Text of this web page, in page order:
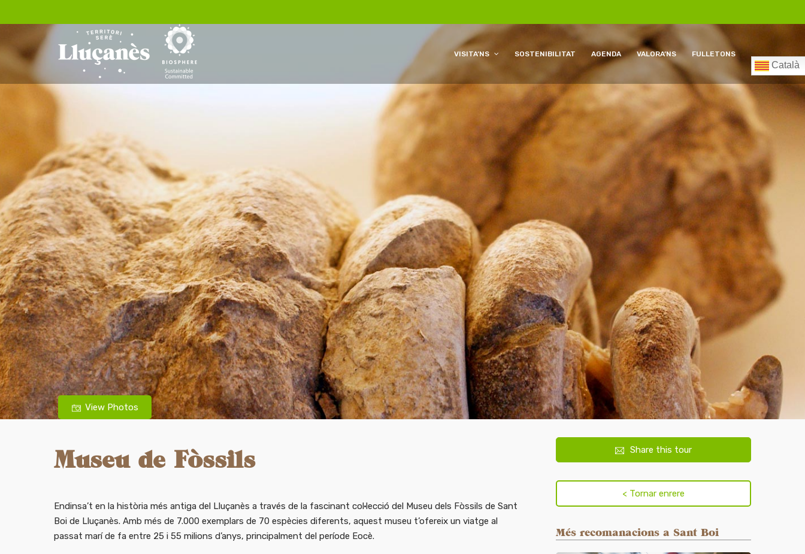
VISITA’NS SOSTENIBILITAT AGENDA VALORA’NS FULLETONS
Català
View Photos
Museu de Fòssils
Endinsa’t en la història més antiga del Lluçanès a través de la fascinant col·lecció del Museu dels Fòssils de Sant
Boi de Lluçanès. Amb més de 7.000 exemplars de 70 espècies diferents, aquest museu t’ofereix un viatge al
passat marí de fa entre 25 i 55 milions d’anys, principalment del període Eocè.
Share this tour
Més recomanacions a Sant Boi